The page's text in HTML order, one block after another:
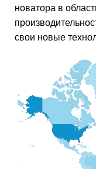
новатора в
свои новые